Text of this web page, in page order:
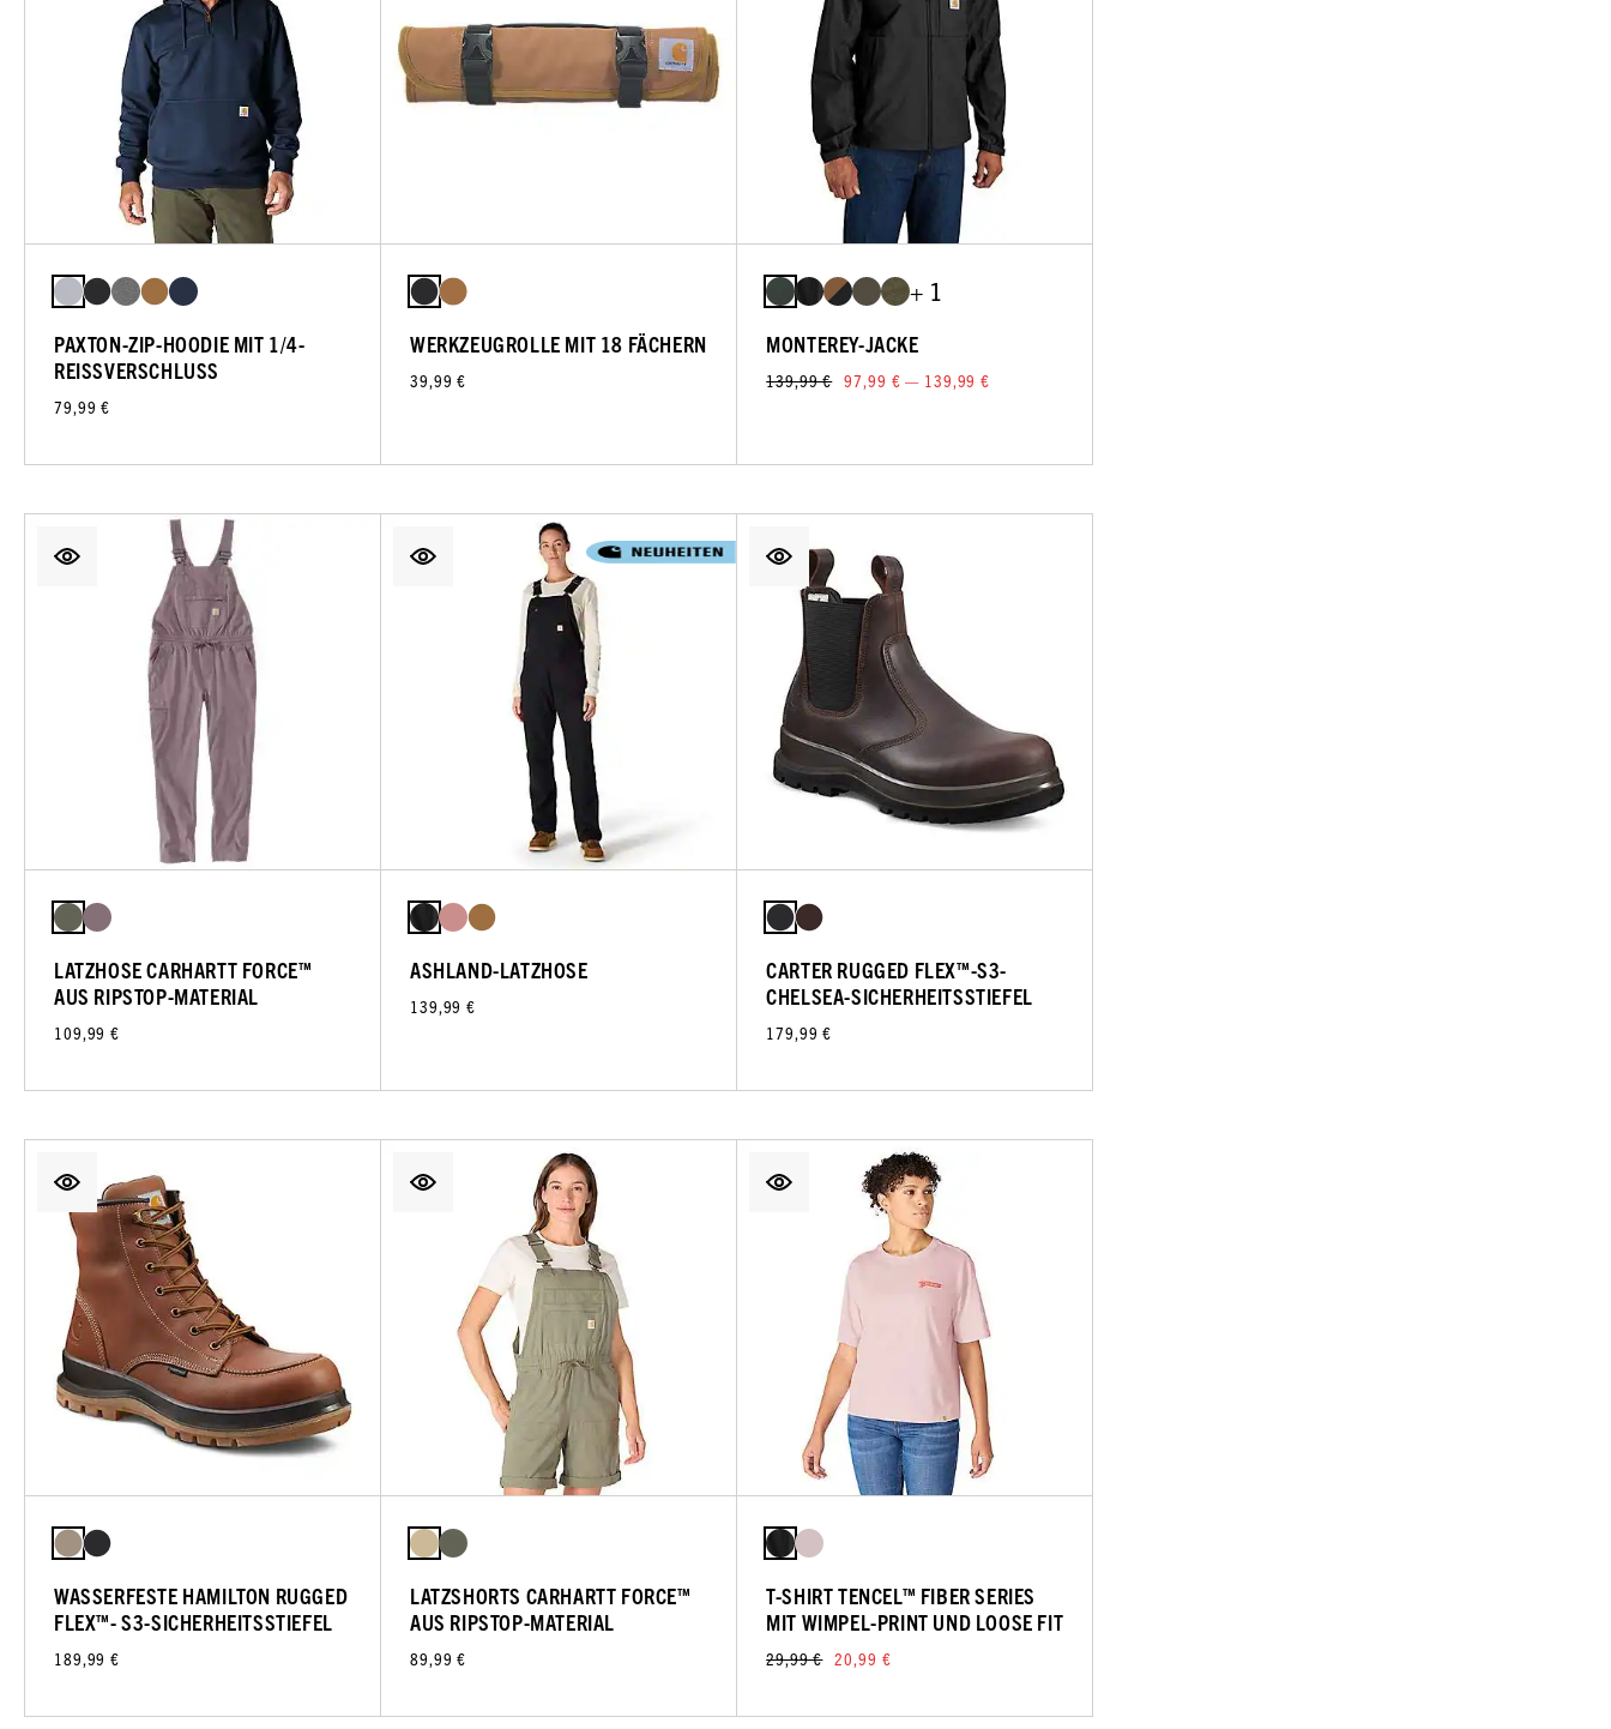
PAXTON-ZIP-HOODIE MIT 1/4-
REISSVERSCHLUSS
79,99 €
WERKZEUGROLLE MIT 18 FÄCHERN
39,99 €
+ 1
MONTEREY-JACKE
139,99 € 97,99 € — 139,99 €
LATZHOSE CARHARTT FORCE™
AUS RIPSTOP-MATERIAL
109,99 €
ASHLAND-LATZHOSE
139,99 €
CARTER RUGGED FLEX™-S3-
CHELSEA-SICHERHEITSSTIEFEL
179,99 €
WASSERFESTE HAMILTON RUGGED
FLEX™- S3-SICHERHEITSSTIEFEL
189,99 €
LATZSHORTS CARHARTT FORCE™
AUS RIPSTOP-MATERIAL
89,99 €
T-SHIRT TENCEL™ FIBER SERIES
MIT WIMPEL-PRINT UND LOOSE FIT
29,99 € 20,99 €